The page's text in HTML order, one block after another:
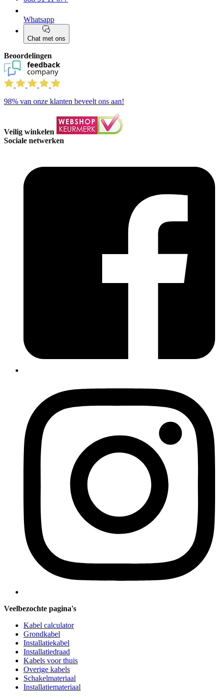
Whatsapp
Chat met ons
Beoordelingen
98% van onze klanten beveelt ons aan!
Veilig winkelen
Sociale netwerken
Veelbezochte pagina's
Kabel calculator
Grondkabel
Installatiekabel
Installatiedraad
Kabels voor thuis
Overige kabels
Schakelmateriaal
Installatiemateriaal